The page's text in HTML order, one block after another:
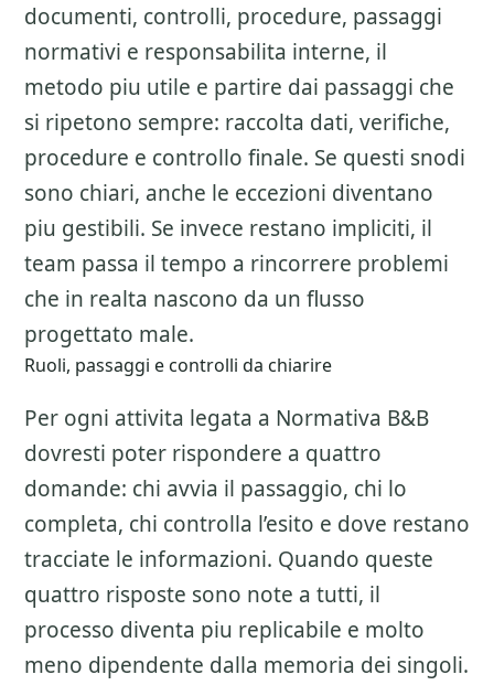
documenti, controlli, procedure, passaggi
normativi e responsabilita interne, il
metodo piu utile e partire dai passaggi che
si ripetono sempre: raccolta dati, verifiche,
procedure e controllo finale. Se questi snodi
sono chiari, anche le eccezioni diventano
piu gestibili. Se invece restano impliciti, il
team passa il tempo a rincorrere problemi
che in realta nascono da un flusso
progettato male.
Ruoli, passaggi e controlli da chiarire
Per ogni attivita legata a Normativa B&B
dovresti poter rispondere a quattro
domande: chi avvia il passaggio, chi lo
completa, chi controlla l’esito e dove restano
tracciate le informazioni. Quando queste
quattro risposte sono note a tutti, il
processo diventa piu replicabile e molto
meno dipendente dalla memoria dei singoli.